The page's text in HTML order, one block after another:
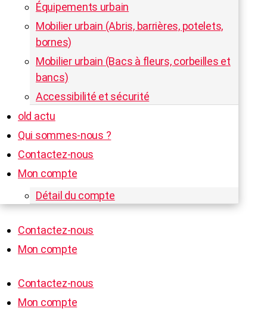
Équipements urbain
Mobilier urbain (Abris, barrières, potelets,
bornes)
Mobilier urbain (Bacs à fleurs, corbeilles et
bancs)
Accessibilité et sécurité
old actu
Qui sommes-nous ?
Contactez-nous
Mon compte
Détail du compte
Contactez-nous
Mon compte
Contactez-nous
Mon compte